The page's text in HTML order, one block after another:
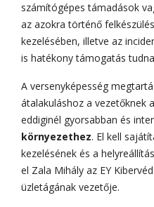
számítógépes támadások
az azokra történő
kezelésében, illetve az
is hatékony támogatás
A versenyképesség
átalakuláshoz a vezetőknek
eddiginél gyorsabban és
környezethez. El kell
kezelésének és a
el Zala Mihály az EY
üzletágának vezetője.